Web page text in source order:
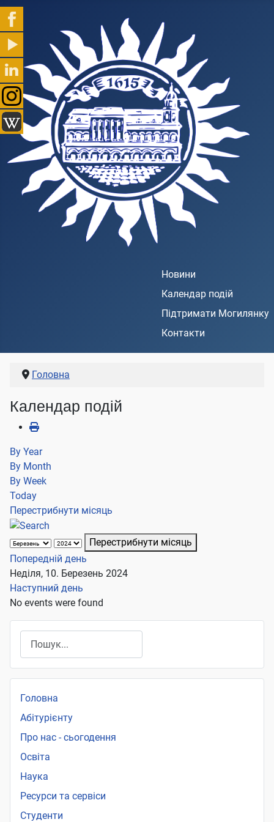
Новини
Календар подій
Підтримати Могилянку
Контакти
Головна
Календар подій
By Year
By Month
By Week
Today
Перестрибнути місяць
Перестрибнути місяць
Попередній день
Неділя, 10. Березень 2024
Наступний день
No events were found
Головна
Абітурієнту
Про нас - сьогодення
Освіта
Наука
Ресурси та сервіси
Студенти